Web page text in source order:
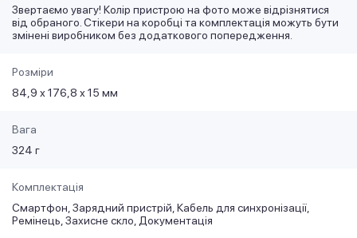
Звертаємо увагу! Колір пристрою на фото може відрізнятися
від обраного. Стікери на коробці та комплектація можуть бути
змінені виробником без додаткового попередження.
Розміри
84,9 х 176,8 х 15 мм
Вага
324 г
Комплектація
Смартфон, Зарядний пристрій, Кабель для синхронізації,
Ремінець, Захисне скло, Документація